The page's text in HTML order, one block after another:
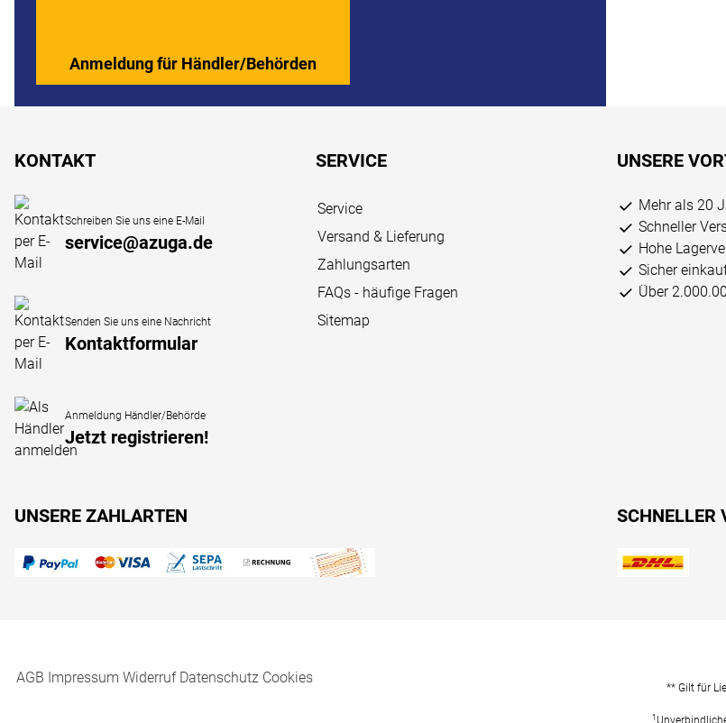
Anmeldung für Händler/Behörden
KONTAKT
Schreiben Sie uns eine E-Mail
service@azuga.de
Senden Sie uns eine Nachricht
Kontaktformular
Anmeldung Händler/Behörde
Jetzt registrieren!
SERVICE
Service
Versand & Lieferung
Zahlungsarten
FAQs - häufige Fragen
Sitemap
UNSERE
Mehr als 20
Schneller
Hohe
Sicher
Über
UNSERE ZAHLARTEN SCHNELLER
AGB Impressum Widerruf Datenschutz Cookies
** Gilt für
1